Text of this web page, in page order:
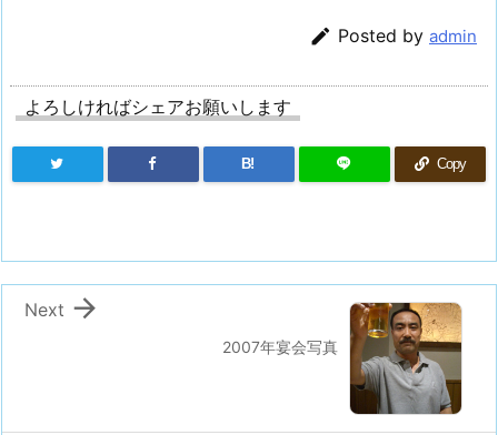
 Posted by admin
よろしければシェアお願いします
B! Copy
2007年宴会写真

Next